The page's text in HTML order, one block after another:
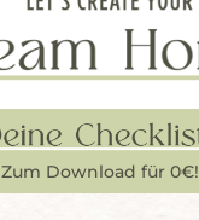
Zum Download für 0€!